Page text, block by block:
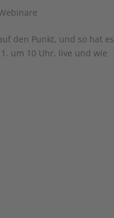
den Punkt, und so hat es
um 10 Uhr, live und wie